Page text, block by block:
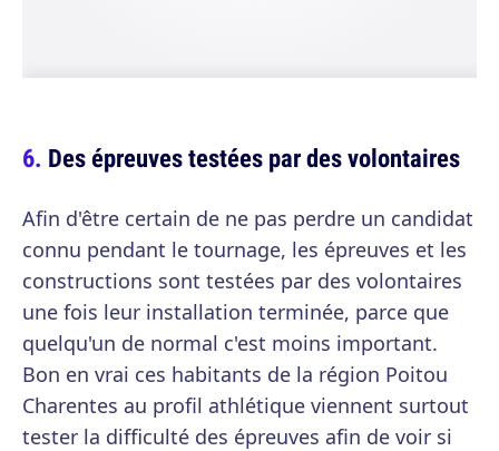
Des épreuves testées par des volontaires
Afin d'être certain de ne pas perdre un candidat
connu pendant le tournage, les épreuves et les
constructions sont testées par des volontaires
une fois leur installation terminée, parce que
quelqu'un de normal c'est moins important.
Bon en vrai ces habitants de la région Poitou
Charentes au profil athlétique viennent surtout
tester la difficulté des épreuves afin de voir si